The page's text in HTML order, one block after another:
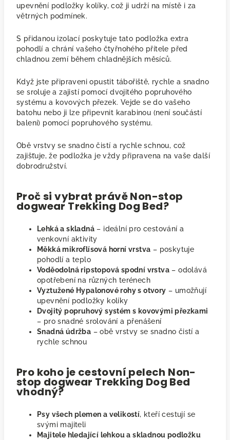
upevnění podložky kolíky, což ji udrží na místě i za
větrných podmínek.
S přidanou izolací poskytuje tato podložka extra
pohodlí a chrání vašeho čtyřnohého přítele před
chladnou zemí během chladnějších měsíců.
Když jste připraveni opustit tábořiště, rychle a snadno
se sroluje a zajistí pomocí dvojitého popruhového
systému a kovových přezek. Vejde se do vašeho
batohu nebo ji lze připevnit karabinou (není součástí
balení) pomocí popruhového systému.
Obě vrstvy se snadno čistí a rychle schnou, což
zajišťuje, že podložka je vždy připravena na vaše další
dobrodružství.
Proč si vybrat právě Non-stop
dogwear Trekking Dog Bed?
Lehká a skladná – ideální pro cestování a
venkovní aktivity
Měkká mikroflísová horní vrstva – poskytuje
pohodlí a teplo
Voděodolná ripstopová spodní vrstva – odolává
opotřebení na různých terénech
Vyztužené Hypalonové rohy s otvory – umožňují
upevnění podložky kolíky
Dvojitý popruhový systém s kovovými přezkami
– pro snadné srolování a přenášení
Snadná údržba – obě vrstvy se snadno čistí a
rychle schnou
Pro koho je cestovní pelech Non-
stop dogwear Trekking Dog Bed
vhodný?
Psy všech plemen a velikostí, kteří cestují se
svými majiteli
Majitele hledající lehkou a skladnou podložku